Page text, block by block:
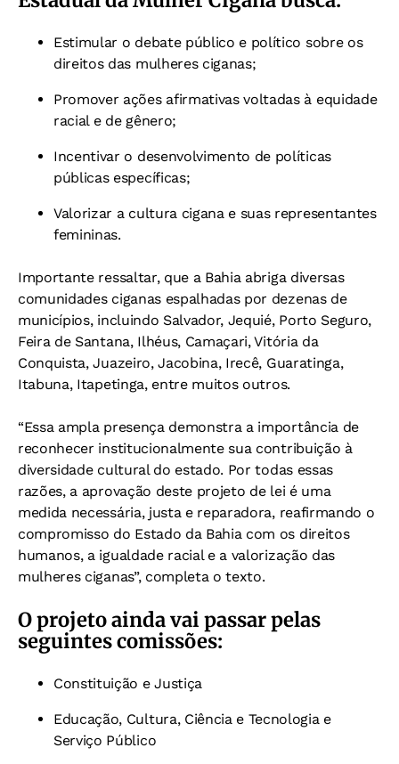
Estimular o debate público e político sobre os
direitos das mulheres ciganas;
Promover ações afirmativas voltadas à equidade
racial e de gênero;
Incentivar o desenvolvimento de políticas
públicas específicas;
Valorizar a cultura cigana e suas representantes
femininas.
Importante ressaltar, que a Bahia abriga diversas
comunidades ciganas espalhadas por dezenas de
municípios, incluindo Salvador, Jequié, Porto Seguro,
Feira de Santana, Ilhéus, Camaçari, Vitória da
Conquista, Juazeiro, Jacobina, Irecê, Guaratinga,
Itabuna, Itapetinga, entre muitos outros.
“Essa ampla presença demonstra a importância de
reconhecer institucionalmente sua contribuição à
diversidade cultural do estado. Por todas essas
razões, a aprovação deste projeto de lei é uma
medida necessária, justa e reparadora, reafirmando o
compromisso do Estado da Bahia com os direitos
humanos, a igualdade racial e a valorização das
mulheres ciganas”, completa o texto.
O projeto ainda vai passar pelas
seguintes comissões:
Constituição e Justiça
Educação, Cultura, Ciência e Tecnologia e
Serviço Público